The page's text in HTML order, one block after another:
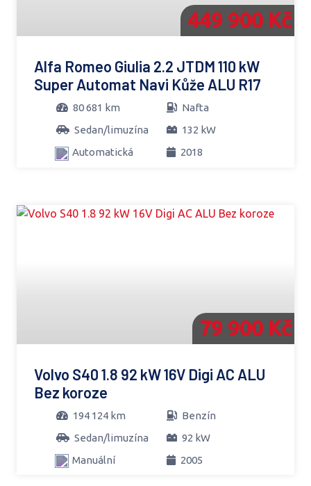
449 900 Kč
Alfa Romeo Giulia 2.2 JTDM 110 kW
Super Automat Navi Kůže ALU R17
80 681 km
Nafta
Sedan/limuzína
132 kW
Automatická
2018
79 900 Kč
Volvo S40 1.8 92 kW 16V Digi AC ALU
Bez koroze
194 124 km
Benzín
Sedan/limuzína
92 kW
Manuální
2005